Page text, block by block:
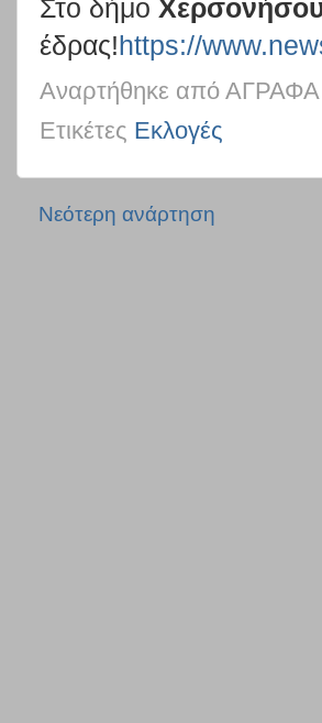
Στο δήμο
έδρας!https://
Αναρτήθηκε από ΑΓΡΑΦΑ
Ετικέτες Εκλογές
Νεότερη ανάρτηση